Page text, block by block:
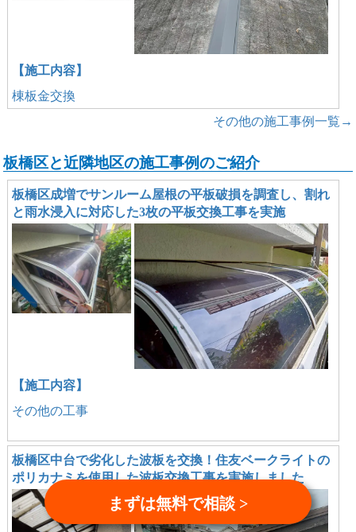
【施工内容】
棟板金交換
その他の施工事例一覧→
板橋区と近隣地区の施工事例のご紹介
板橋区成増でサンルーム屋根の平板破損を調査し、割れ
と雨水浸入に対応した3枚の平板交換工事を実施
【施工内容】
その他の工事
板橋区中台で劣化した波板を交換！住友ベークライトの
ポリカナミを使用した波板交換工事を実施しました
まずは無料で相談 >